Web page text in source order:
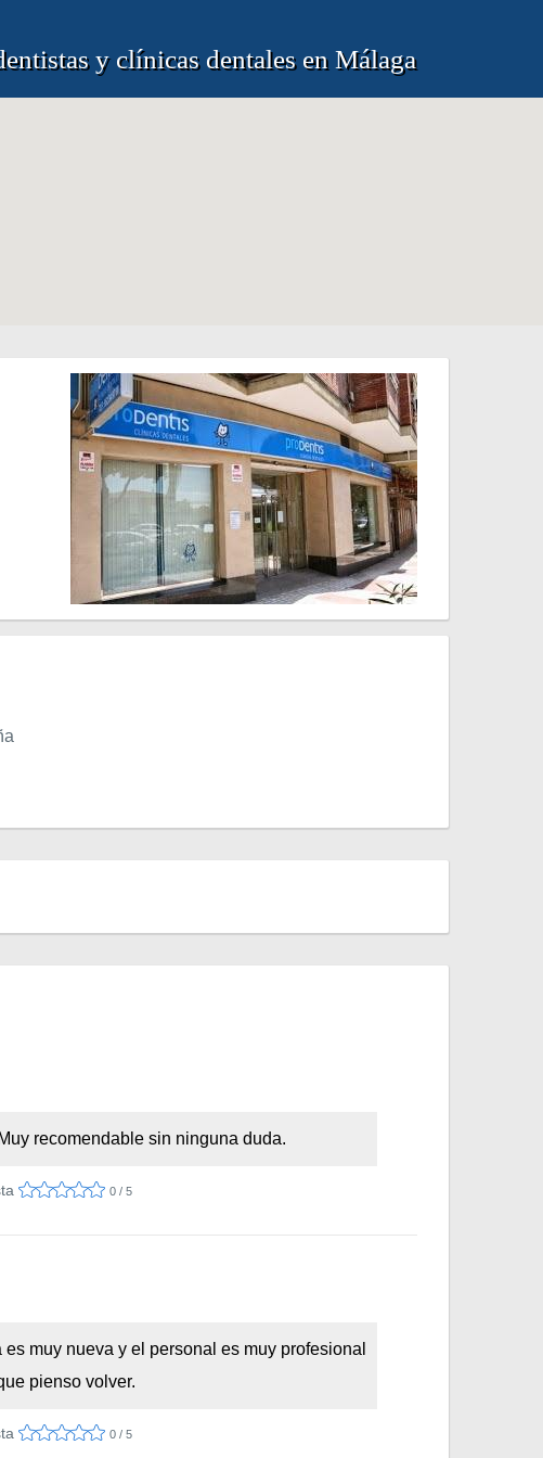
y clínicas dentales en Málaga
recomendable sin ninguna duda.
0 / 5
muy nueva y el personal es muy profesional
pienso volver.
0 / 5